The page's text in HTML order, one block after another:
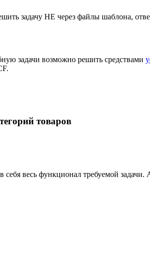
задачу НЕ через файлы шаблона,
задачи возможно решить средствами
товаров
весь функционал требуемой